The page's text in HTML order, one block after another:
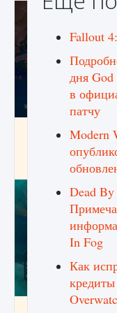
Как
Creatures of Ava
9 августа 2024
Fallout
дня
в
патчу
Modern
Dead
In Fog
Как